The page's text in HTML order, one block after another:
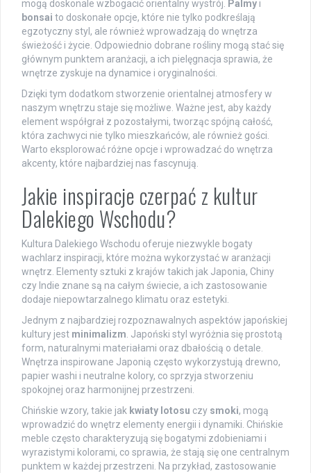
mogą doskonale wzbogacić orientalny wystrój. Palmy i
bonsai to doskonałe opcje, które nie tylko podkreślają
egzotyczny styl, ale również wprowadzają do wnętrza
świeżość i życie. Odpowiednio dobrane rośliny mogą stać się
głównym punktem aranżacji, a ich pielęgnacja sprawia, że
wnętrze zyskuje na dynamice i oryginalności.
Dzięki tym dodatkom stworzenie orientalnej atmosfery w
naszym wnętrzu staje się możliwe. Ważne jest, aby każdy
element współgrał z pozostałymi, tworząc spójną całość,
która zachwyci nie tylko mieszkańców, ale również gości.
Warto eksplorować różne opcje i wprowadzać do wnętrza
akcenty, które najbardziej nas fascynują.
Jakie inspiracje czerpać z kultur
Dalekiego Wschodu?
Kultura Dalekiego Wschodu oferuje niezwykle bogaty
wachlarz inspiracji, które można wykorzystać w aranżacji
wnętrz. Elementy sztuki z krajów takich jak Japonia, Chiny
czy Indie znane są na całym świecie, a ich zastosowanie
dodaje niepowtarzalnego klimatu oraz estetyki.
Jednym z najbardziej rozpoznawalnych aspektów japońskiej
kultury jest minimalizm. Japoński styl wyróżnia się prostotą
form, naturalnymi materiałami oraz dbałością o detale.
Wnętrza inspirowane Japonią często wykorzystują drewno,
papier washi i neutralne kolory, co sprzyja stworzeniu
spokojnej oraz harmonijnej przestrzeni.
Chińskie wzory, takie jak kwiaty lotosu czy smoki, mogą
wprowadzić do wnętrz elementy energii i dynamiki. Chińskie
meble często charakteryzują się bogatymi zdobieniami i
wyrazistymi kolorami, co sprawia, że stają się one centralnym
punktem w każdej przestrzeni. Na przykład, zastosowanie